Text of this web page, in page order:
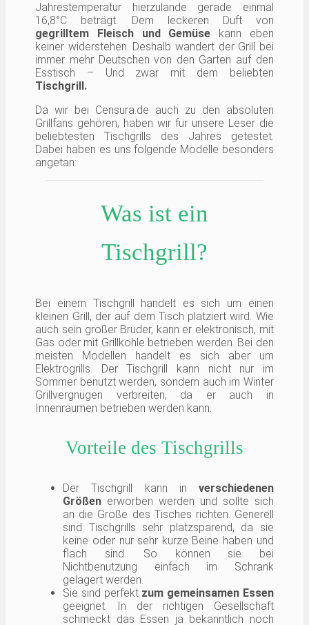
Jahrestemperatur hierzulande gerade einmal
16,8°C beträgt. Dem leckeren Duft von
gegrilltem Fleisch und Gemüse kann eben
keiner widerstehen. Deshalb wandert der Grill bei
immer mehr Deutschen von den Garten auf den
Esstisch – Und zwar mit dem beliebten
Tischgrill.
Da wir bei Censura.de auch zu den absoluten
Grillfans gehören, haben wir für unsere Leser die
beliebtesten Tischgrills des Jahres getestet.
Dabei haben es uns folgende Modelle besonders
angetan:
Was ist ein
Tischgrill?
Bei einem Tischgrill handelt es sich um einen
kleinen Grill, der auf dem Tisch platziert wird. Wie
auch sein großer Bruder, kann er elektronisch, mit
Gas oder mit Grillkohle betrieben werden. Bei den
meisten Modellen handelt es sich aber um
Elektrogrills. Der Tischgrill kann nicht nur im
Sommer benutzt werden, sondern auch im Winter
Grillvergnügen verbreiten, da er auch in
Innenräumen betrieben werden kann.
Vorteile des Tischgrills
Der Tischgrill kann in verschiedenen
Größen erworben werden und sollte sich
an die Größe des Tisches richten. Generell
sind Tischgrills sehr platzsparend, da sie
keine oder nur sehr kurze Beine haben und
flach sind. So können sie bei
Nichtbenutzung einfach im Schrank
gelagert werden.
Sie sind perfekt zum gemeinsamen Essen
geeignet. In der richtigen Gesellschaft
schmeckt das Essen ja bekanntlich noch